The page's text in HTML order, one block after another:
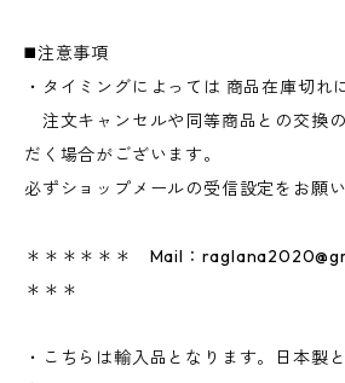
◼️注意事項
・タイミングによっては 商品在庫切れ
注文キャンセルや同等商品との交換
だく場合がございます。
必ずショップメールの受信設定をお願い
＊＊＊＊＊＊ Mail：
＊＊＊
・こちらは輸入品となります。日本製